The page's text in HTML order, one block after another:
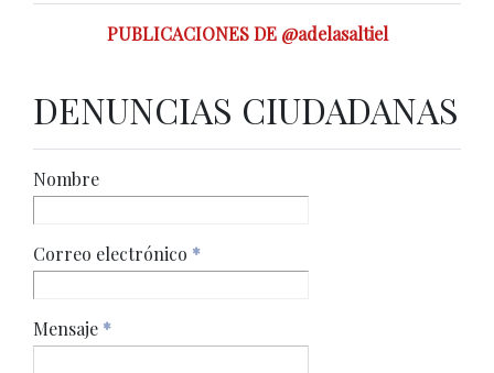
PUBLICACIONES DE @adelasaltiel
DENUNCIAS CIUDADANAS
Nombre
Correo electrónico *
Mensaje *